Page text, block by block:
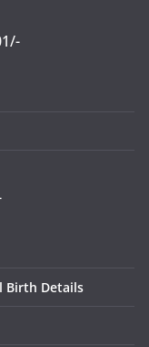
Birth Details